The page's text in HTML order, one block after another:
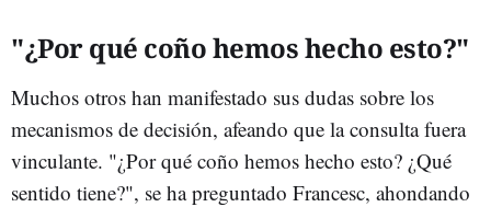
"¿Por qué coño hemos hecho esto?"
Muchos otros han manifestado sus dudas sobre los
mecanismos de decisión, afeando que la consulta fuera
vinculante. "¿Por qué coño hemos hecho esto? ¿Qué
sentido tiene?", se ha preguntado Francesc, ahondando